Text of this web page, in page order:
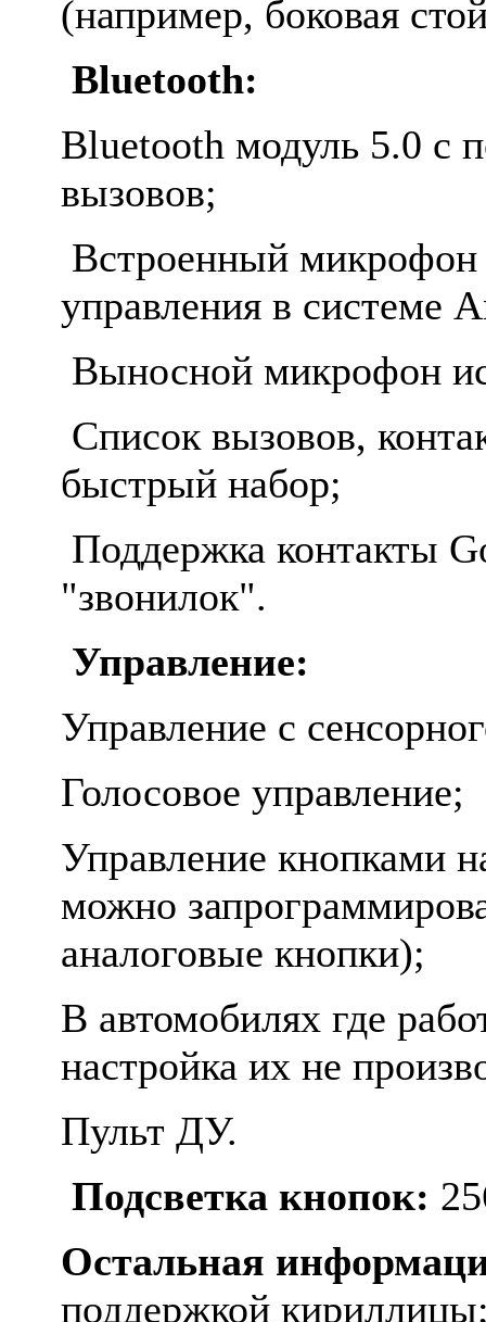
(например, боковая
Bluetooth:
Bluetooth модуль 5.0 с
вызовов;
Встроенный микрофон
управления в системе
Выносной микрофон
Список вызовов,
быстрый набор;
Поддержка контакты
"звонилок".
Управление:
Управление с
Голосовое управление;
Управление кнопками
можно
аналоговые кнопки);
В автомобилях где
настройка их не
Пульт ДУ.
Подсветка кнопок:
Остальная
поддержкой